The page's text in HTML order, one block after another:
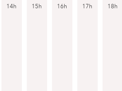
14h 15h 16h 17h 18h